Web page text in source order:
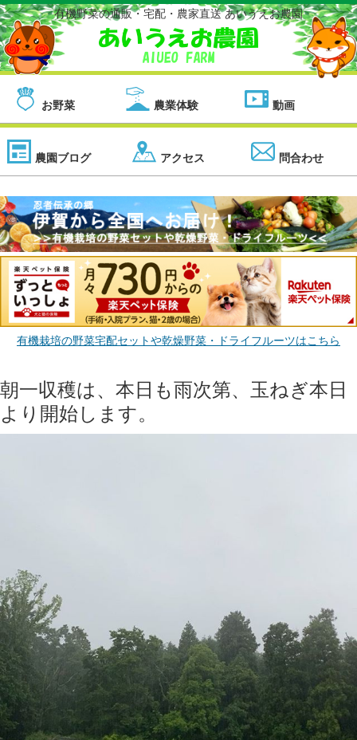
有機野菜の通販・宅配・農家直送 あいうえお農園
お野菜 農業体験 動画
農園ブログ アクセス 問合わせ
有機栽培の野菜宅配セットや乾燥野菜・ドライフルーツはこちら
朝一収穫は、本日も雨次第、玉ねぎ本日
より開始します。